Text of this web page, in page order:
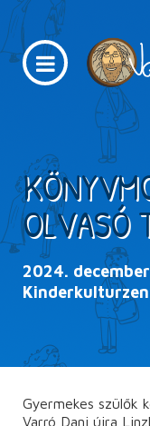
OLVASÓ
2024.
Gyermekes szülők
Varró Dani újra